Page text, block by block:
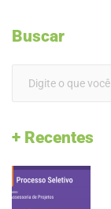
Buscar
+ Recentes